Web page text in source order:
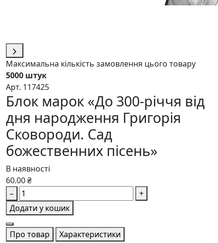
Максимальна кількість замовлення цього товару
5000 штук
Арт. 117425
Блок марок «До 300-річчя від
дня народження Григорія
Сковороди. Сад
божественних пісень»
В наявності
60.00 ₴
–
+
Додати у кошик
Про товар Характеристики